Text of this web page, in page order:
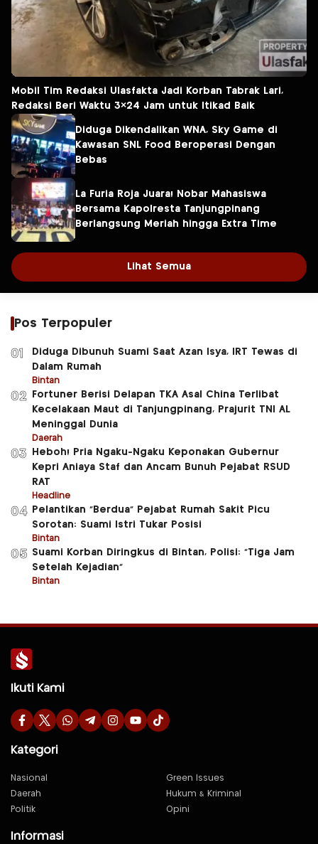
Mobil Tim Redaksi Ulasfakta Jadi Korban Tabrak Lari,
Redaksi Beri Waktu 3×24 Jam untuk Itikad Baik
Diduga Dikendalikan WNA, Sky Game di
Kawasan SNL Food Beroperasi Dengan
Bebas
La Furia Roja Juara! Nobar Mahasiswa
Bersama Kapolresta Tanjungpinang
Berlangsung Meriah hingga Extra Time
Lihat Semua
Pos Terpopuler
01
Diduga Dibunuh Suami Saat Azan Isya, IRT Tewas di
Dalam Rumah
Bintan
02
Fortuner Berisi Delapan TKA Asal China Terlibat
Kecelakaan Maut di Tanjungpinang, Prajurit TNI AL
Meninggal Dunia
Daerah
03
Heboh! Pria Ngaku-Ngaku Keponakan Gubernur
Kepri Aniaya Staf dan Ancam Bunuh Pejabat RSUD
RAT
Headline
04
Pelantikan “Berdua” Pejabat Rumah Sakit Picu
Sorotan: Suami Istri Tukar Posisi
Bintan
05 Suami Korban Diringkus di Bintan, Polisi: “Tiga Jam
Setelah Kejadian”
Bintan
Ikuti Kami
Kategori
Nasional
Green Issues
Daerah
Hukum & Kriminal
Politik
Opini
Informasi